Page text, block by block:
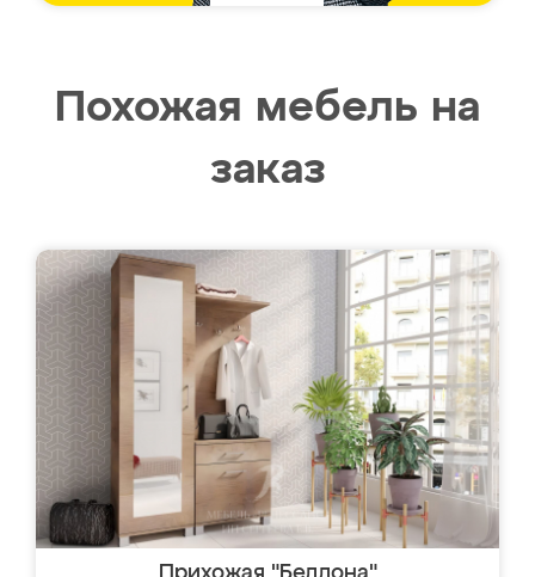
Похожая мебель на
заказ